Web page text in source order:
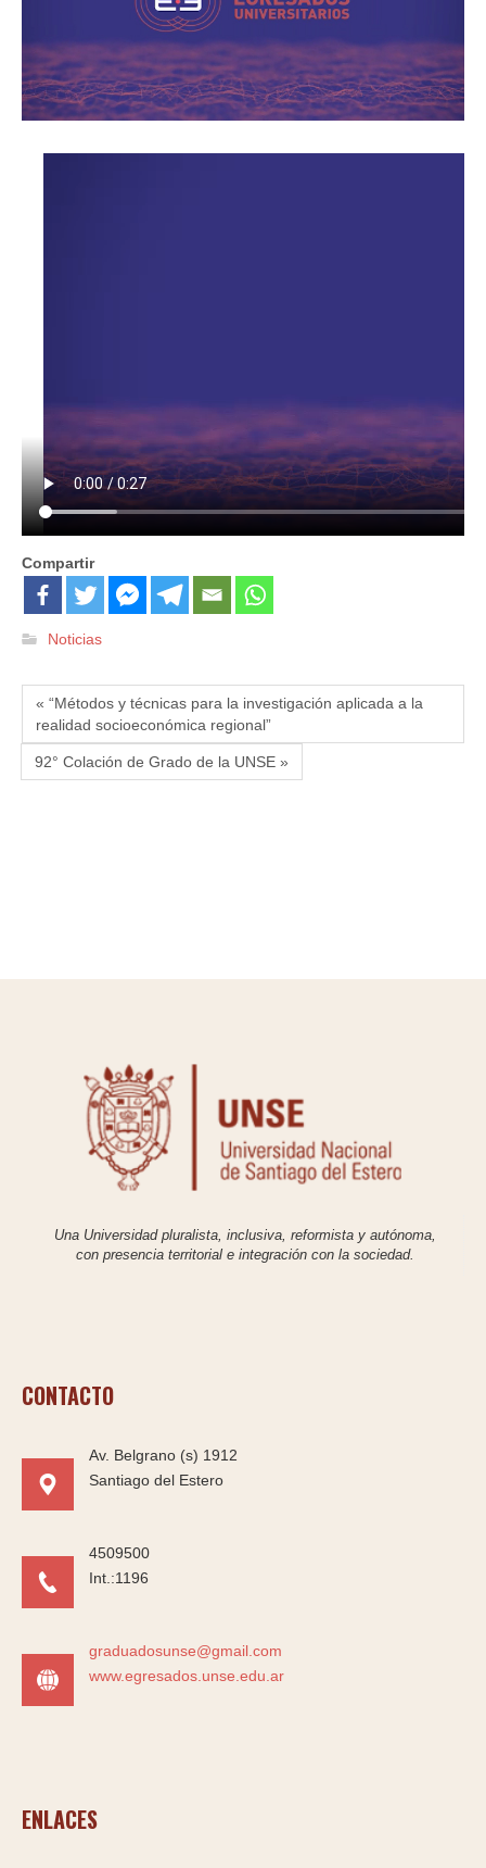
Compartir
Noticias
« “Métodos y técnicas para la investigación aplicada a la
realidad socioeconómica regional”
92° Colación de Grado de la UNSE »
Una Universidad pluralista, inclusiva, reformista y autónoma,
con presencia territorial e integración con la sociedad.
CONTACTO
Av. Belgrano (s) 1912
Santiago del Estero
4509500
Int.:1196
graduadosunse@gmail.com
www.egresados.unse.edu.ar
ENLACES